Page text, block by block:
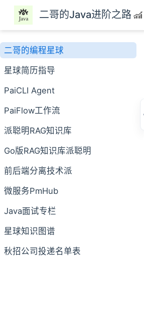
跳至主要內容
二哥的Java进阶之路
二哥的编程星球
星球简历指导
PaiCLI Agent
PaiFlow工作流
派聪明RAG知识库
Go版RAG知识库派聪明
前后端分离技术派
微服务PmHub
Java面试专栏
星球知识图谱
秋招公司投递名单表